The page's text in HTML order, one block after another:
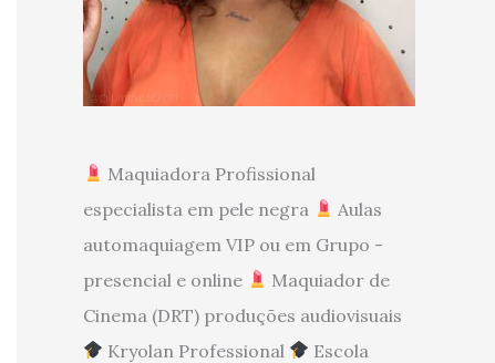
Maquiadora Profissional
especialista em pele negra
Aulas
automaquiagem VIP ou em Grupo -
presencial e online
Maquiador de
Cinema (DRT) produções audiovisuais
Kryolan Professional
Escola